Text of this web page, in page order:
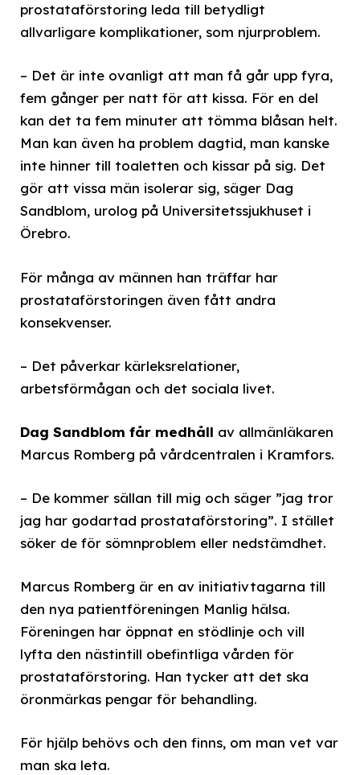
prostataförstoring leda till betydligt
allvarligare komplikationer, som njurproblem.
– Det är inte ovanligt att man få går upp fyra,
fem gånger per natt för att kissa. För en del
kan det ta fem minuter att tömma blåsan helt.
Man kan även ha problem dagtid, man kanske
inte hinner till toaletten och kissar på sig. Det
gör att vissa män isolerar sig, säger Dag
Sandblom, urolog på Universitetssjukhuset i
Örebro.
För många av männen han träffar har
prostataförstoringen även fått andra
konsekvenser.
– Det påverkar kärleksrelationer,
arbetsförmågan och det sociala livet.
Dag Sandblom får medhåll av allmänläkaren
Marcus Romberg på vårdcentralen i Kramfors.
– De kommer sällan till mig och säger ”jag tror
jag har godartad prostataförstoring”. I stället
söker de för sömnproblem eller nedstämdhet.
Marcus Romberg är en av initiativtagarna till
den nya patientföreningen Manlig hälsa.
Föreningen har öppnat en stödlinje och vill
lyfta den nästintill obefintliga vården för
prostataförstoring. Han tycker att det ska
öronmärkas pengar för behandling.
För hjälp behövs och den finns, om man vet var
man ska leta.